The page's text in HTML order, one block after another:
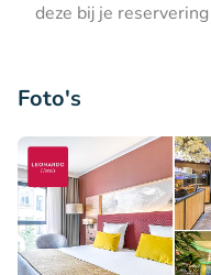
deze bij je reservering
Foto's